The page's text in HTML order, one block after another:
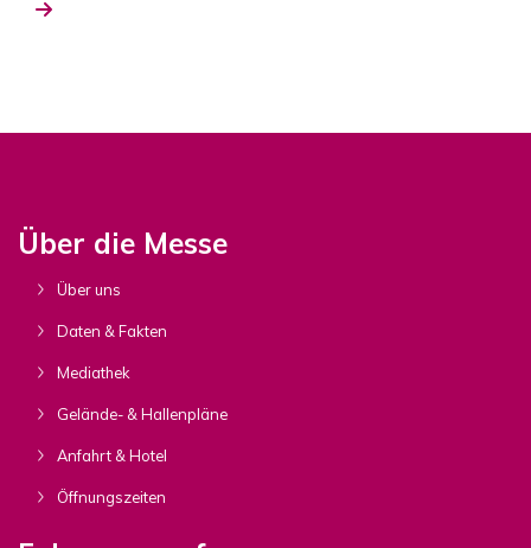
Über die Messe
Über uns
Daten & Fakten
Mediathek
Gelände- & Hallenpläne
Anfahrt & Hotel
Öffnungszeiten